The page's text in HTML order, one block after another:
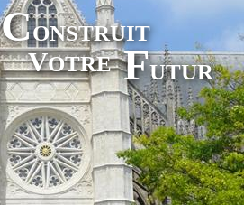
CONSTRUIT
VOTRE FUTUR